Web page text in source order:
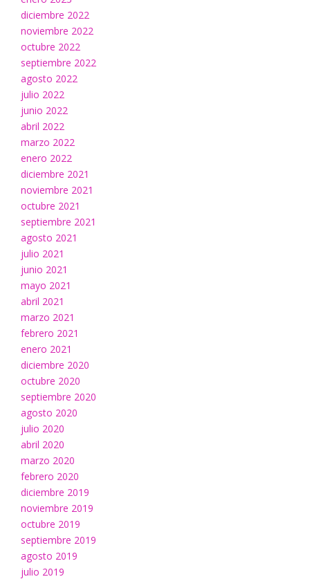
diciembre 2022
noviembre 2022
octubre 2022
septiembre 2022
agosto 2022
julio 2022
junio 2022
abril 2022
marzo 2022
enero 2022
diciembre 2021
noviembre 2021
octubre 2021
septiembre 2021
agosto 2021
julio 2021
junio 2021
mayo 2021
abril 2021
marzo 2021
febrero 2021
enero 2021
diciembre 2020
octubre 2020
septiembre 2020
agosto 2020
julio 2020
abril 2020
marzo 2020
febrero 2020
diciembre 2019
noviembre 2019
octubre 2019
septiembre 2019
agosto 2019
julio 2019